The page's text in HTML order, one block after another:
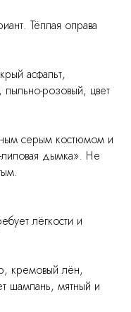
Тёплая оправа
асфальт,
розовый, цвет
серым костюмом и
дымка». Не
лёгкости и
кремовый лён,
шампань, мятный и